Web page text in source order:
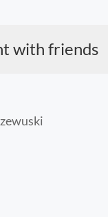
with friends